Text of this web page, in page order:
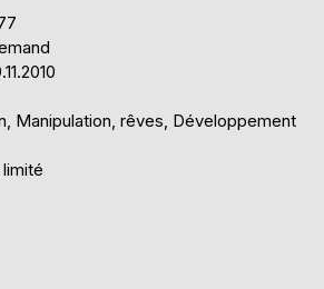
Manipulation, rêves, Développement